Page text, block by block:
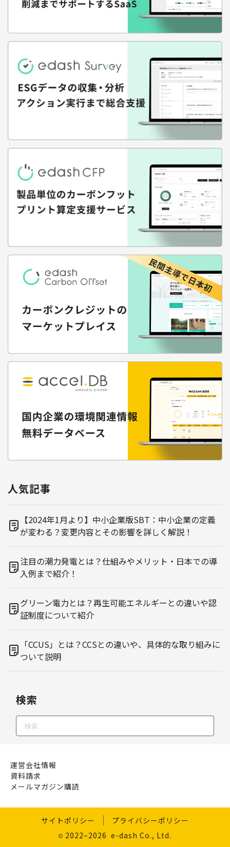
人気記事
【2024年1月より】中小企業版SBT：中小企業の定義
が変わる？変更内容とその影響を詳しく解説！
注目の潮力発電とは？仕組みやメリット・日本での導
入例まで紹介！
グリーン電力とは？再生可能エネルギーとの違いや認
証制度について紹介
「CCUS」とは？CCSとの違いや、具体的な取り組みに
ついて説明
検索
運営会社情報
資料請求
メールマガジン購読
サイトポリシー
プライバシーポリシー
2022–2026 e-dash Co., Ltd.